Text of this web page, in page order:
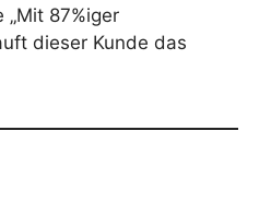
87%iger
dieser Kunde das